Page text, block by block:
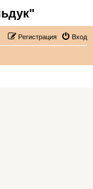
Вход
Регистрация